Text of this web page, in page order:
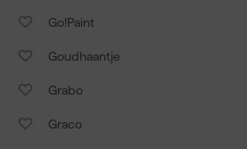
Go!Paint
Goudhaantje
Grabo
Graco